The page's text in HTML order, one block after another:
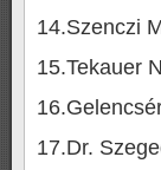
14.Szenczi
15.Tekauer
17.Dr.